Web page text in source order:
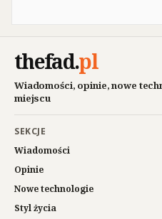
thefad.pl
Wiadomości, opinie, nowe
miejscu
SEKCJE
Wiadomości
Opinie
Nowe technologie
Styl życia